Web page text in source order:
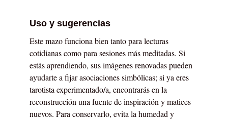
Uso y sugerencias
Este mazo funciona bien tanto para lecturas
cotidianas como para sesiones más meditadas. Si
estás aprendiendo, sus imágenes renovadas pueden
ayudarte a fijar asociaciones simbólicas; si ya eres
tarotista experimentado/a, encontrarás en la
reconstrucción una fuente de inspiración y matices
nuevos. Para conservarlo, evita la humedad y